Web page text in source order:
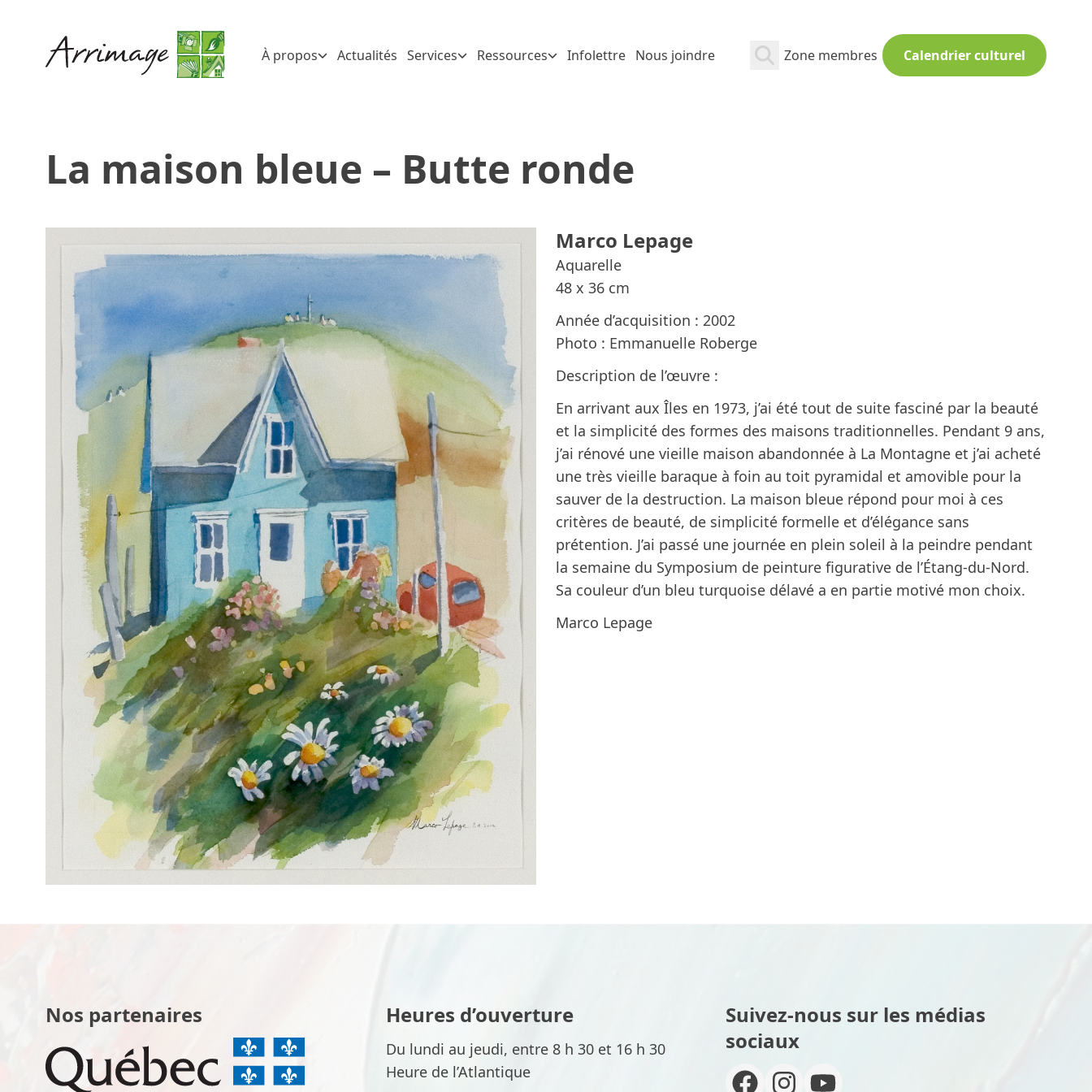
À propos Actualités Services Ressources Infolettre Nous joindre Zone membres Calendrier culturel
La maison bleue – Butte ronde
Marco Lepage
Aquarelle
48 x 36 cm
Année d’acquisition : 2002
Photo : Emmanuelle Roberge
Description de l’œuvre :
En arrivant aux Îles en 1973, j’ai été tout de suite fasciné par la beauté
et la simplicité des formes des maisons traditionnelles. Pendant 9 ans,
j’ai rénové une vieille maison abandonnée à La Montagne et j’ai acheté
une très vieille baraque à foin au toit pyramidal et amovible pour la
sauver de la destruction. La maison bleue répond pour moi à ces
critères de beauté, de simplicité formelle et d’élégance sans
prétention. J’ai passé une journée en plein soleil à la peindre pendant
la semaine du Symposium de peinture figurative de l’Étang-du-Nord.
Sa couleur d’un bleu turquoise délavé a en partie motivé mon choix.
Marco Lepage
Nos partenaires Heures d’ouverture
Du lundi au jeudi, entre 8 h 30 et 16 h 30
Heure de l’Atlantique
Suivez-nous sur les médias
sociaux